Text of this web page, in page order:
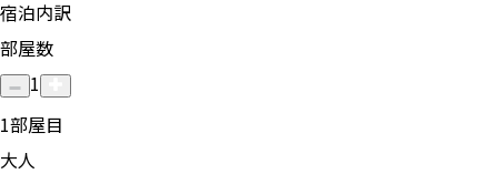
宿泊内訳
部屋数
1
1部屋目
大人